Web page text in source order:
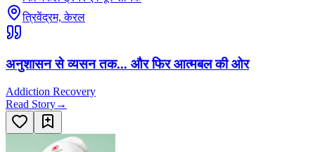
त्रिवेंद्रम, केरल
अनुशासन से व्यसन तक... और फिर आत्मबल की ओर
Addiction Recovery
Read Story→